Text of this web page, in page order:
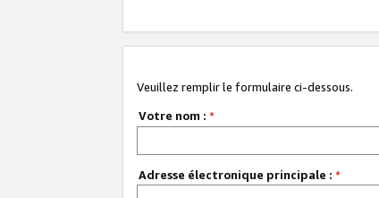
Veuillez remplir le formulaire ci-dessous.
Votre nom : *
Adresse électronique principale : *